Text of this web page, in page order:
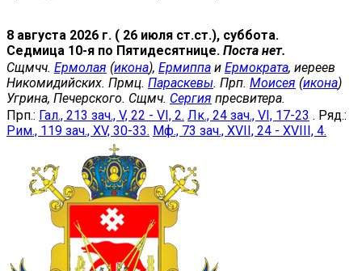
8 августа 2026 г. ( 26 июля ст.ст.), суббота.
Седмица 10-я по Пятидесятнице. Поста нет.
Сщмчч. Ермолая (икона), Ермиппа и Ермократа, иереев
Никомидийских. Прмц. Параскевы. Прп. Моисея (икона)
Угрина, Печерского. Сщмч. Сергия пресвитера.
Прп.: Гал., 213 зач., V, 22 - VI, 2. Лк., 24 зач., VI, 17-23 . Ряд.:
Рим., 119 зач., XV, 30-33. Мф., 73 зач., XVII, 24 - XVIII, 4.